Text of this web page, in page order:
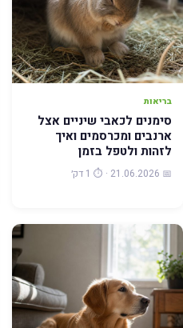
בריאות
סימנים לכאבי שיניים אצל
ארנבים ומכרסמים ואיך
לזהות ולטפל בזמן
📅 21.06.2026 · ⏱️ 1 דק׳